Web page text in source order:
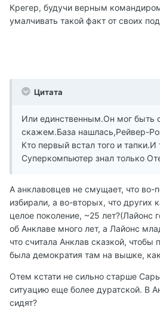
Крегер, будучи верным
умалчивать такой факт от своих
Цитата
Или единственным.Он мог быть
скажем.База нашлась,Рейвер-
Кто первый встал того и тапки.И
Суперкомпьютер знал только
А анклавовцев не смущает, что
избирали, а во-вторых, что других
целое поколение, ~25 лет?(Лайонс
об Анклаве много лет, а Лайонс
что считала Анклав сказкой, чтобы
была демократия там на вышке,
Отем кстати не сильно старше
ситуацию еще более дуратской. В
сидят?